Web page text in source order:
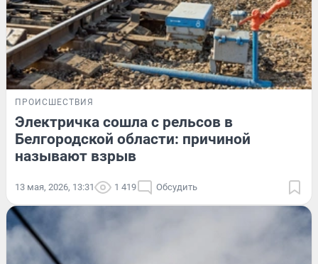
ПРОИСШЕСТВИЯ
Электричка сошла с рельсов в
Белгородской области: причиной
называют взрыв
13 мая, 2026, 13:31 1 419 Обсудить